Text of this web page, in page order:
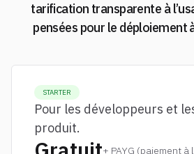
tarification transparente à
pensées pour le déploiement
STARTER
Pour les développeurs et
produit.
+ PAYG (paiement à